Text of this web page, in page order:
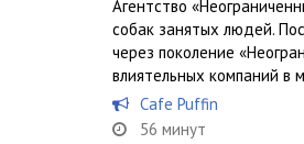
Агентство
собак занятых людей.
через поколение
влиятельных компаний в
Cafe Puffin
56 минут